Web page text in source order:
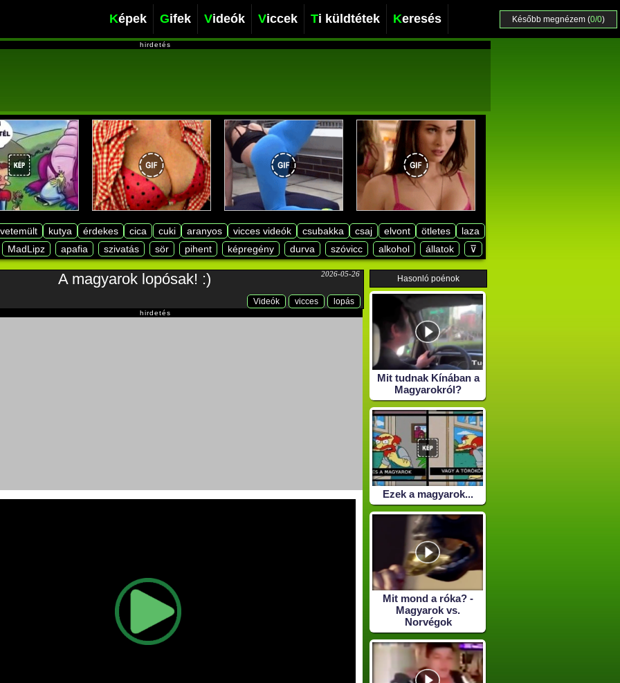
Később megnézem (0/0)
Képek Gifek Videók Viccek Ti küldtétek Keresés
hirdetés
kutya érdekes cica cuki aranyos vicces videók csubakka csaj elvont ötletes
laza
MadLipz apafia szivatás sör pihent képregény durva szóvicc alkohol állatok ⊽
2026-05-26
A magyarok lopósak! :)
lopás
vicces
Videók
hirdetés
Hasonló poénok
Mit tudnak Kínában a
Magyarokról?
Ezek a magyarok...
Mit mond a róka? -
Magyarok vs.
Norvégok